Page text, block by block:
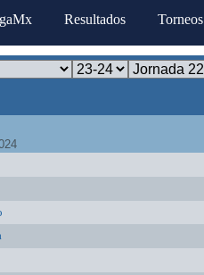
Resultados Torneos